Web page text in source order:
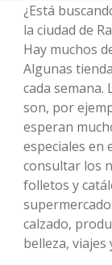
¿Está
la ciudad de
Hay muchos
Algunas
cada
son, por
esperan
especiales en
consultar los
folletos y
calzado,
belleza, viajes